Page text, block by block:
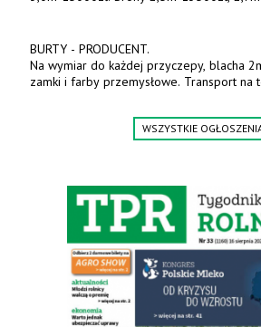
BURTY - PRODUCENT.
Na wymiar do każdej przyczepy, blacha
zamki i farby przemysłowe. Transport na
WSZYSTKIE